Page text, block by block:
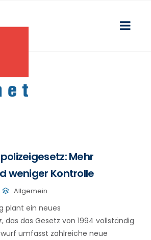
Mehr
weniger Kontrolle
Allgemein
plant ein neues
das das Gesetz von 1994 vollständig
umfasst zahlreiche neue